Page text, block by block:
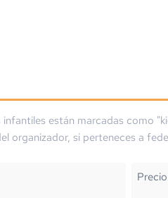
están marcadas como
organizador, si perteneces a